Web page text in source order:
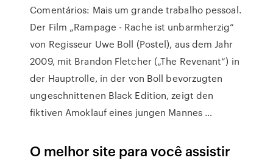
Comentários: Mais um grande trabalho pessoal.
Der Film „Rampage - Rache ist unbarmherzig“
von Regisseur Uwe Boll (Postel), aus dem Jahr
2009, mit Brandon Fletcher („The Revenant“) in
der Hauptrolle, in der von Boll bevorzugten
ungeschnittenen Black Edition, zeigt den
fiktiven Amoklauf eines jungen Mannes …
O melhor site para você assistir